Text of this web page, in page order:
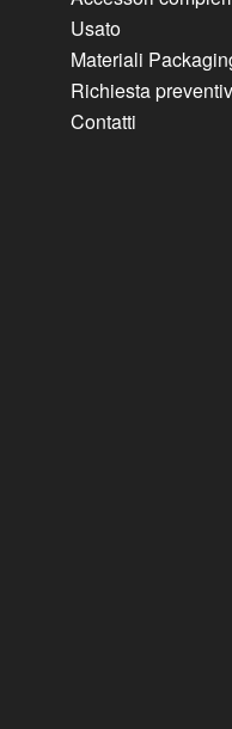
Usato
Materiali
Richiesta
Contatti